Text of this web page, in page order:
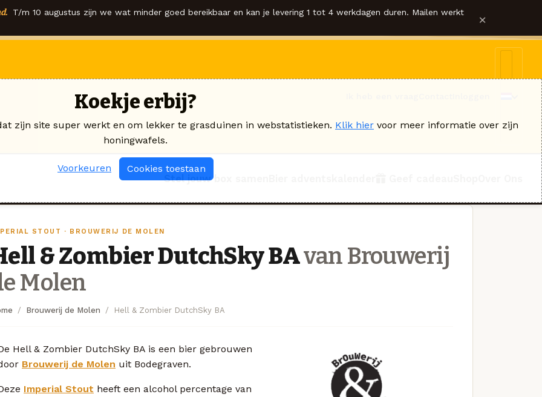
T/m 10 augustus zijn we wat minder goed bereikbaar en kan je levering 1 tot 4 werkdagen duren. Mailen werkt ×
Stel jouw box samen
STOUT · BROUWERIJ DE MOLEN
& Zombier DutchSky BAvan Brouwerij
Molen
Brouwerij de Molen Hell & Zombier DutchSky BA
Hell & Zombier DutchSky BA is een bier gebrouwen
Brouwerij de Molen uit Bodegraven.
Imperial Stout heeft een alcohol percentage van
Koekje erbij?
zijn site super werkt en om lekker te grasduinen in webstatistieken. Klik hier voor meer informatie over zijn
honingwafels.
Voorkeuren Cookies toestaan